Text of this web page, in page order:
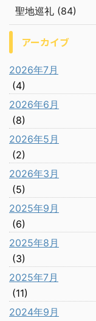
聖地巡礼 (84)
アーカイブ
2026年7月
(4)
2026年6月
(8)
2026年5月
(2)
2026年3月
(5)
2025年9月
(6)
2025年8月
(3)
2025年7月
(11)
2024年9月